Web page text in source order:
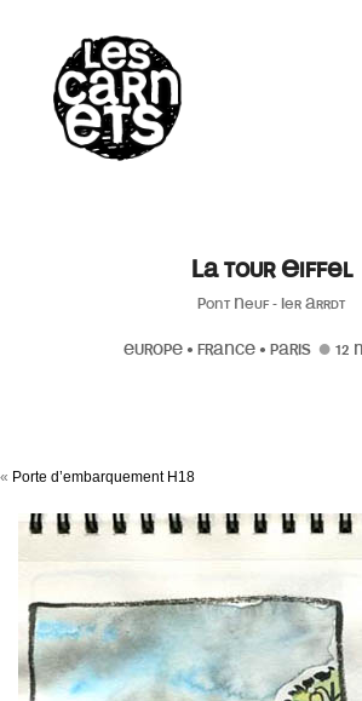
La tour Eiffel
Pont Neuf - Ier Arrdt
EUROPE• FRANCE• PARIS 12
« Porte d’embarquement H18